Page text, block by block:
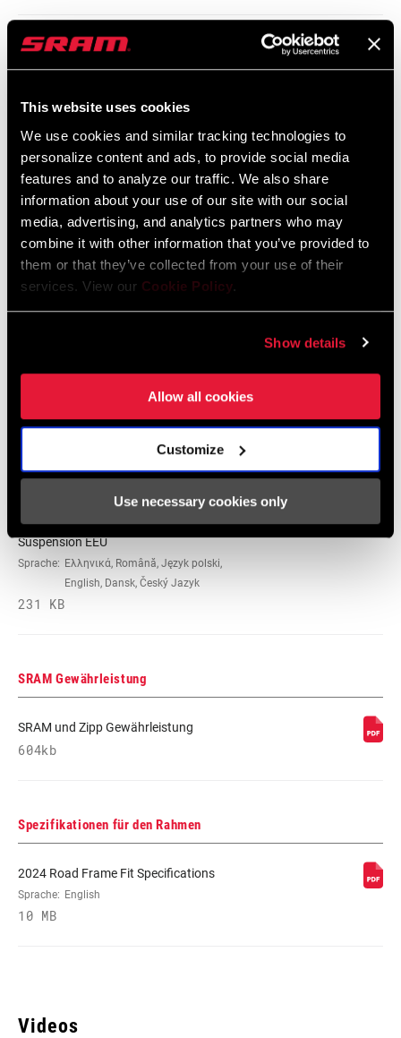
This website uses cookies
We use cookies and similar tracking technologies to
personalize content and ads, to provide social media
features and to analyze our traffic. We also share
information about your use of our site with our social
media, advertising, and analytics partners who may
combine it with other information that you’ve provided to
them or that they’ve collected from your use of their
services. View our Cookie Policy.
Show details
Allow all cookies
Customize
Use necessary cookies only
AXS Components Compatibility Map
Sprache: English
353 KB
Sicherheitshinweise
Nederlands, Italiano, Français,
Español, English, Deutsch
Suspension EEU
Sprache: Ελληνικά, Română, Język polski,
English, Dansk, Český Jazyk
231 KB
SRAM Gewährleistung
SRAM und Zipp Gewährleistung
604kb
Spezifikationen für den Rahmen
2024 Road Frame Fit Specifications
Sprache: English
10 MB
Videos